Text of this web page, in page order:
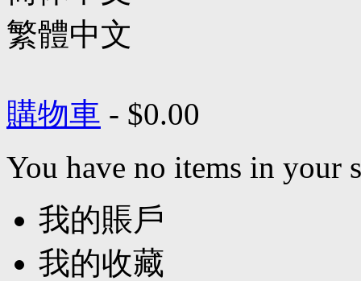
繁體中文
購物車 - $0.00
You have no items in your
我的賬戶
我的收藏